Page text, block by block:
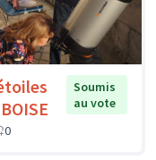
Soumis
au vote
0